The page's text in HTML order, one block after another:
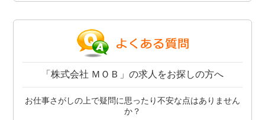
「株式会社 ＭＯＢ」の求人をお探しの方へ
お仕事さがしの上で疑問に思ったり不安な点はありません
か？